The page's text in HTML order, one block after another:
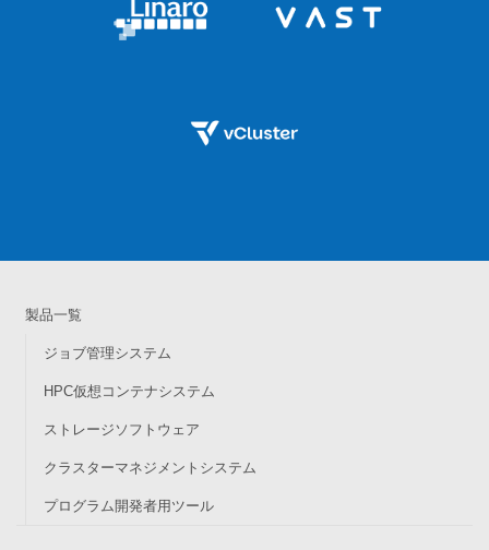
製品一覧
ジョブ管理システム
HPC仮想コンテナシステム
ストレージソフトウェア
クラスターマネジメントシステム
プログラム開発者用ツール